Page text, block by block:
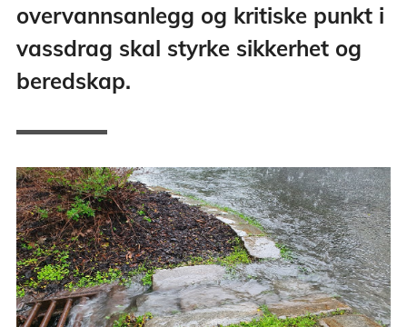
overvannsanlegg og kritiske punkt i
vassdrag skal styrke sikkerhet og
beredskap.